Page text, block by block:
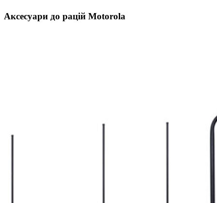
Аксесуари до рацій Motorola